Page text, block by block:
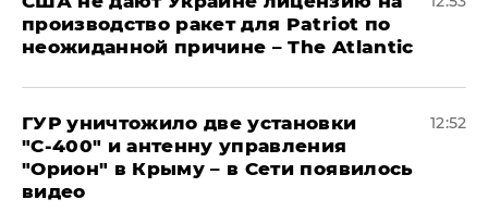
производство ракет для Patriot по
неожиданной причине – The Atlantic
ГУР уничтожило две установки
"С‑400" и антенну управления
"Орион" в Крыму – в Сети появилось
видео
12:52